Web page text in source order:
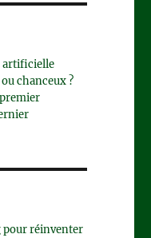
artificielle
chanceux ?
pour réinventer